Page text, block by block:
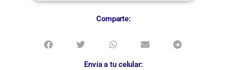
Comparte:
Envía a tu celular: